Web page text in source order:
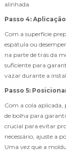
alinhada.
Passo 4:
Com a superfície
espátula ou
na parte de trás da
suficiente para
vazar durante a
Passo 5:
Com a cola aplicada,
de bolha para
crucial para evitar
necessário, ajuste a
Uma vez que a